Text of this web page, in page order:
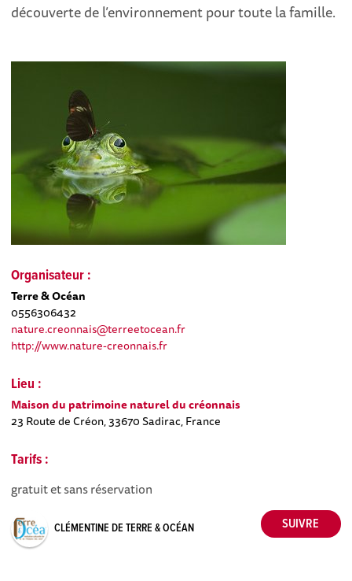
découverte de l’environnement pour toute la famille.
Organisateur :
Terre & Océan
0556306432
nature.creonnais@terreetocean.fr
http://www.nature-creonnais.fr
Lieu :
Maison du patrimoine naturel du créonnais
23 Route de Créon, 33670 Sadirac, France
Tarifs :
gratuit et sans réservation
CLÉMENTINE DE TERRE & OCÉAN